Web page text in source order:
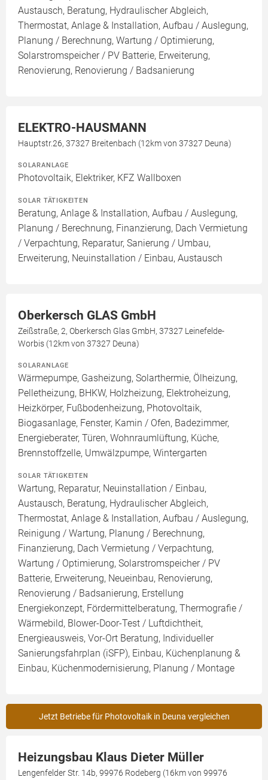
Austausch, Beratung, Hydraulischer Abgleich,
Thermostat, Anlage & Installation, Aufbau / Auslegung,
Planung / Berechnung, Wartung / Optimierung,
Solarstromspeicher / PV Batterie, Erweiterung,
Renovierung, Renovierung / Badsanierung
ELEKTRO-HAUSMANN
Hauptstr.26, 37327 Breitenbach (12km von 37327 Deuna)
SOLARANLAGE
Photovoltaik, Elektriker, KFZ Wallboxen
SOLAR TÄTIGKEITEN
Beratung, Anlage & Installation, Aufbau / Auslegung,
Planung / Berechnung, Finanzierung, Dach Vermietung
/ Verpachtung, Reparatur, Sanierung / Umbau,
Erweiterung, Neuinstallation / Einbau, Austausch
Oberkersch GLAS GmbH
Zeißstraße, 2, Oberkersch Glas GmbH, 37327 Leinefelde-
Worbis (12km von 37327 Deuna)
SOLARANLAGE
Wärmepumpe, Gasheizung, Solarthermie, Ölheizung,
Pelletheizung, BHKW, Holzheizung, Elektroheizung,
Heizkörper, Fußbodenheizung, Photovoltaik,
Biogasanlage, Fenster, Kamin / Ofen, Badezimmer,
Energieberater, Türen, Wohnraumlüftung, Küche,
Brennstoffzelle, Umwälzpumpe, Wintergarten
SOLAR TÄTIGKEITEN
Wartung, Reparatur, Neuinstallation / Einbau,
Austausch, Beratung, Hydraulischer Abgleich,
Thermostat, Anlage & Installation, Aufbau / Auslegung,
Reinigung / Wartung, Planung / Berechnung,
Finanzierung, Dach Vermietung / Verpachtung,
Wartung / Optimierung, Solarstromspeicher / PV
Batterie, Erweiterung, Neueinbau, Renovierung,
Renovierung / Badsanierung, Erstellung
Energiekonzept, Fördermittelberatung, Thermografie /
Wärmebild, Blower-Door-Test / Luftdichtheit,
Energieausweis, Vor-Ort Beratung, Individueller
Sanierungsfahrplan (iSFP), Einbau, Küchenplanung &
Einbau, Küchenmodernisierung, Planung / Montage
Jetzt Betriebe für Photovoltaik in Deuna vergleichen
Heizungsbau Klaus Dieter Müller
Lengenfelder Str. 14b, 99976 Rodeberg (16km von 99976